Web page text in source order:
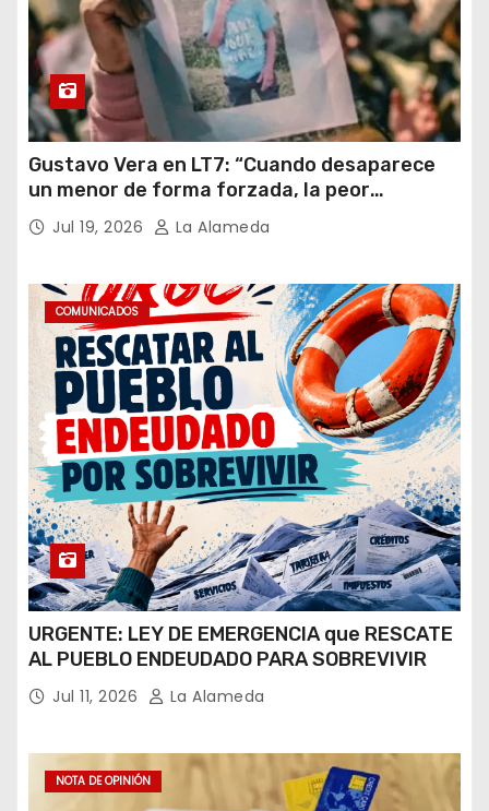
Gustavo Vera en LT7: “Cuando desaparece
un menor de forma forzada, la peor
hipótesis es trata, y así debe seguir
caratulado el caso Loan”
Jul 19, 2026 La Alameda
COMUNICADOS
URGENTE: LEY DE EMERGENCIA que RESCATE
AL PUEBLO ENDEUDADO PARA SOBREVIVIR
Jul 11, 2026 La Alameda
NOTA DE OPINIÓN